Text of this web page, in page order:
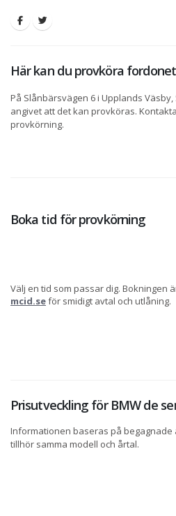
Här kan du provköra fordonet
På Slånbärsvägen 6 i Upplands
angivet att det kan provköras.
provkörning.
Boka tid för provkörning
Välj en tid som passar dig. Bokningen
mcid.seför smidigt avtal och utlåning.
Prisutveckling för BMW de
Informationen baseras på
tillhör samma modell och årtal.